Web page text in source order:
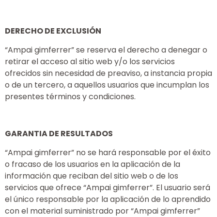
DERECHO DE EXCLUSIÓN
“Ampai gimferrer” se reserva el derecho a denegar o
retirar el acceso al sitio web y/o los servicios
ofrecidos sin necesidad de preaviso, a instancia propia
o de un tercero, a aquellos usuarios que incumplan los
presentes términos y condiciones.
GARANTIA DE RESULTADOS
“Ampai gimferrer” no se hará responsable por el éxito
o fracaso de los usuarios en la aplicación de la
información que reciban del sitio web o de los
servicios que ofrece “Ampai gimferrer”. El usuario será
el único responsable por la aplicación de lo aprendido
con el material suministrado por “Ampai gimferrer”